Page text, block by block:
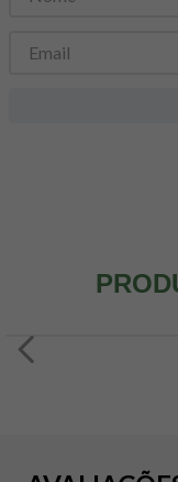
8º snack proteico
9 psyllium